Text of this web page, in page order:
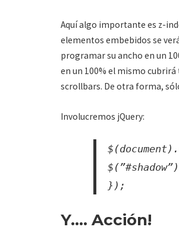
Aquí algo importante es z-
elementos embebidos se
programar su ancho en un
en un 100% el mismo
scrollbars. De otra forma,
Involucremos jQuery:
});
Y…. Acción!